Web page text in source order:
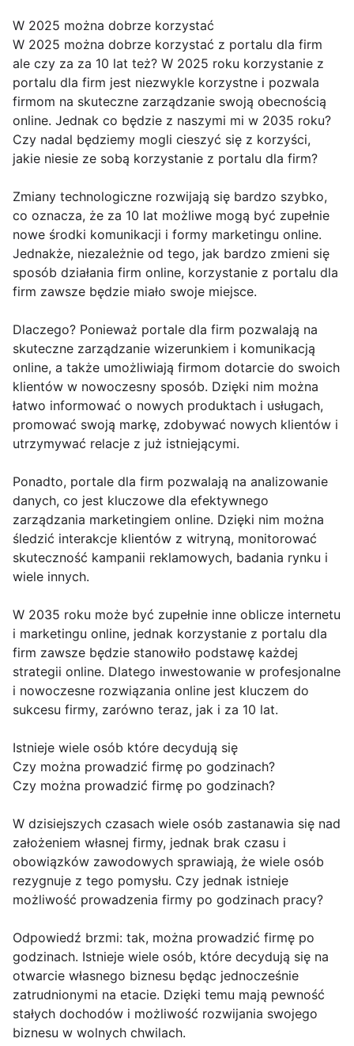
W 2025 można dobrze korzystać
W 2025 można dobrze korzystać z portalu dla firm
ale czy za za 10 lat też? W 2025 roku korzystanie z
portalu dla firm jest niezwykle korzystne i pozwala
firmom na skuteczne zarządzanie swoją obecnością
online. Jednak co będzie z naszymi mi w 2035 roku?
Czy nadal będziemy mogli cieszyć się z korzyści,
jakie niesie ze sobą korzystanie z portalu dla firm?
Zmiany technologiczne rozwijają się bardzo szybko,
co oznacza, że za 10 lat możliwe mogą być zupełnie
nowe środki komunikacji i formy marketingu online.
Jednakże, niezależnie od tego, jak bardzo zmieni się
sposób działania firm online, korzystanie z portalu dla
firm zawsze będzie miało swoje miejsce.
Dlaczego? Ponieważ portale dla firm pozwalają na
skuteczne zarządzanie wizerunkiem i komunikacją
online, a także umożliwiają firmom dotarcie do swoich
klientów w nowoczesny sposób. Dzięki nim można
łatwo informować o nowych produktach i usługach,
promować swoją markę, zdobywać nowych klientów i
utrzymywać relacje z już istniejącymi.
Ponadto, portale dla firm pozwalają na analizowanie
danych, co jest kluczowe dla efektywnego
zarządzania marketingiem online. Dzięki nim można
śledzić interakcje klientów z witryną, monitorować
skuteczność kampanii reklamowych, badania rynku i
wiele innych.
W 2035 roku może być zupełnie inne oblicze internetu
i marketingu online, jednak korzystanie z portalu dla
firm zawsze będzie stanowiło podstawę każdej
strategii online. Dlatego inwestowanie w profesjonalne
i nowoczesne rozwiązania online jest kluczem do
sukcesu firmy, zarówno teraz, jak i za 10 lat.
Istnieje wiele osób które decydują się
Czy można prowadzić firmę po godzinach?
Czy można prowadzić firmę po godzinach?
W dzisiejszych czasach wiele osób zastanawia się nad
założeniem własnej firmy, jednak brak czasu i
obowiązków zawodowych sprawiają, że wiele osób
rezygnuje z tego pomysłu. Czy jednak istnieje
możliwość prowadzenia firmy po godzinach pracy?
Odpowiedź brzmi: tak, można prowadzić firmę po
godzinach. Istnieje wiele osób, które decydują się na
otwarcie własnego biznesu będąc jednocześnie
zatrudnionymi na etacie. Dzięki temu mają pewność
stałych dochodów i możliwość rozwijania swojego
biznesu w wolnych chwilach.